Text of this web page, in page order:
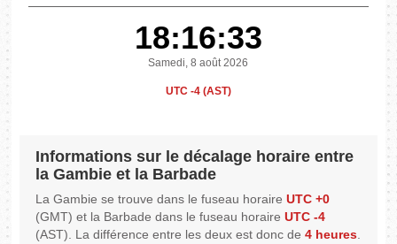
18:16:33
Samedi, 8 août 2026
UTC -4 (AST)
Informations sur le décalage horaire entre
la Gambie et la Barbade
La Gambie se trouve dans le fuseau horaireUTC +0
(GMT) et la Barbade dans le fuseau horaireUTC -4
(AST). La différence entre les deux est donc de4 heures.